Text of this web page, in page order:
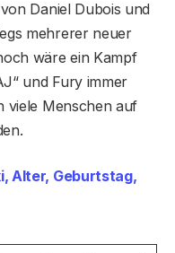
Daniel Dubois und
mehrerer neuer
wäre ein Kampf
und Fury immer
viele Menschen auf
Alter, Geburtstag,